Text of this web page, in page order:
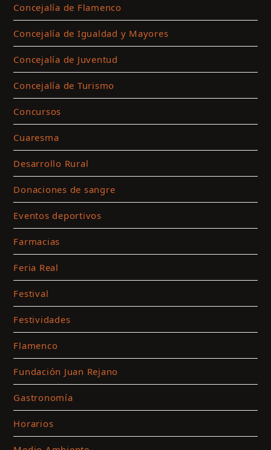
Concejalía de Flamenco
Concejalía de Igualdad y Mayores
Concejalía de Juventud
Concejalía de Turismo
Concursos
Cuaresma
Desarrollo Rural
Donaciones de sangre
Eventos deportivos
Farmacias
Feria Real
Festival
Festividades
Flamenco
Fundación Juan Rejano
Gastronomía
Horarios